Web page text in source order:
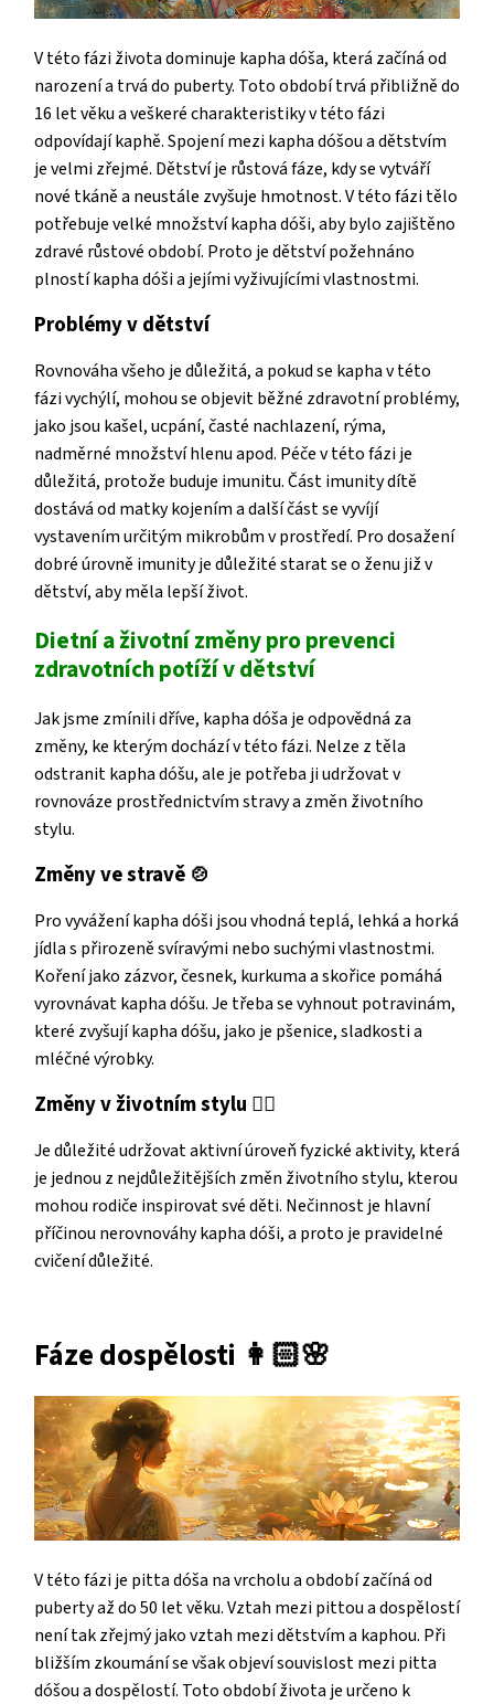
V této fázi života dominuje kapha dóša, která začíná od
narození a trvá do puberty. Toto období trvá přibližně do
16 let věku a veškeré charakteristiky v této fázi
odpovídají kaphě. Spojení mezi kapha dóšou a dětstvím
je velmi zřejmé. Dětství je růstová fáze, kdy se vytváří
nové tkáně a neustále zvyšuje hmotnost. V této fázi tělo
potřebuje velké množství kapha dóši, aby bylo zajištěno
zdravé růstové období. Proto je dětství požehnáno
plností kapha dóši a jejími vyživujícími vlastnostmi.
Problémy v dětství
Rovnováha všeho je důležitá, a pokud se kapha v této
fázi vychýlí, mohou se objevit běžné zdravotní problémy,
jako jsou kašel, ucpání, časté nachlazení, rýma,
nadměrné množství hlenu apod. Péče v této fázi je
důležitá, protože buduje imunitu. Část imunity dítě
dostává od matky kojením a další část se vyvíjí
vystavením určitým mikrobům v prostředí. Pro dosažení
dobré úrovně imunity je důležité starat se o ženu již v
dětství, aby měla lepší život.
Dietní a životní změny pro prevenci
zdravotních potíží vdětství
Jak jsme zmínili dříve, kapha dóša je odpovědná za
změny, ke kterým dochází v této fázi. Nelze z těla
odstranit kapha dóšu, ale je potřeba ji udržovat v
rovnováze prostřednictvím stravy a změn životního
stylu.
Změny ve stravě 🍲
Pro vyvážení kapha dóši jsou vhodná teplá, lehká a horká
jídla s přirozeně svíravými nebo suchými vlastnostmi.
Koření jako zázvor, česnek, kurkuma a skořice pomáhá
vyrovnávat kapha dóšu. Je třeba se vyhnout potravinám,
které zvyšují kapha dóšu, jako je pšenice, sladkosti a
mléčné výrobky.
Změny v životním stylu 🧘‍♀️
Je důležité udržovat aktivní úroveň fyzické aktivity, která
je jednou z nejdůležitějších změn životního stylu, kterou
mohou rodiče inspirovat své děti. Nečinnost je hlavní
příčinou nerovnováhy kapha dóši, a proto je pravidelné
cvičení důležité.
Fáze dospělosti 👩🏻🌸
V této fázi je pitta dóša na vrcholu a období začíná od
puberty až do 50 let věku. Vztah mezi pittou a dospělostí
není tak zřejmý jako vztah mezi dětstvím a kaphou. Při
bližším zkoumání se však objeví souvislost mezi pitta
dóšou a dospělostí. Toto období života je určeno k